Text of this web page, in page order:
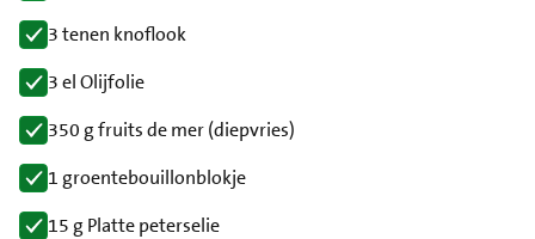
3 tenen knoflook
3 el Olijfolie
350 g fruits de mer (diepvries)
1 groentebouillonblokje
15 g Platte peterselie